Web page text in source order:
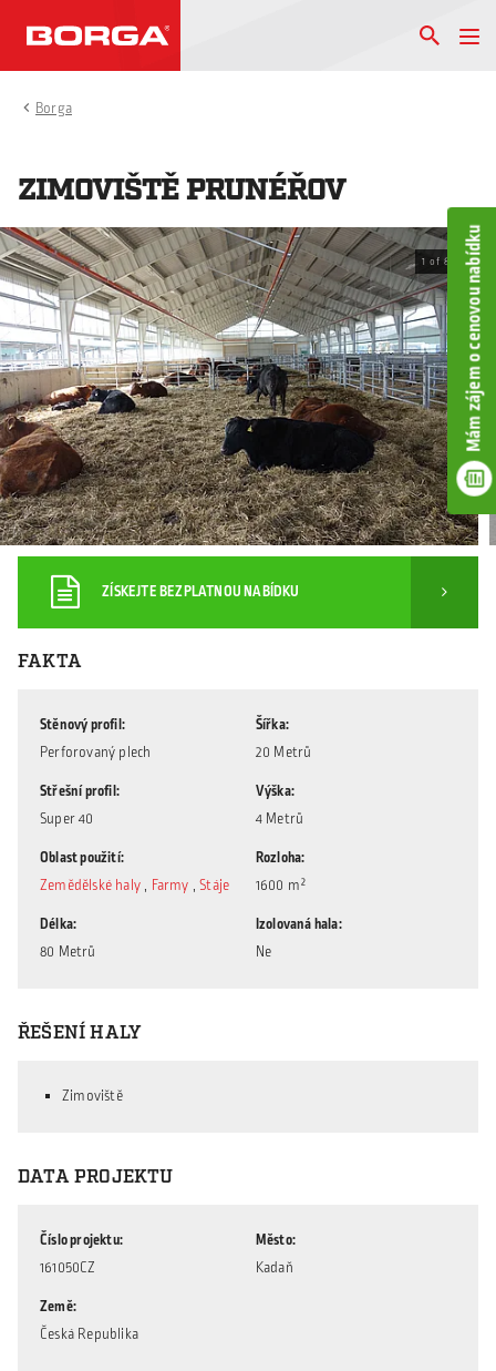
Mám zájem o cenovou nabídku
Borga
ZIMOVIŠTĚ PRUNÉŘOV
1 of 8
ZÍSKEJTE BEZPLATNOU NABÍDKU
FAKTA
Stěnový profil
Perforovaný plech
Střešní profil
Super 40
Oblast použití
Zemědělské haly , Farmy ,Stáje
Délka
80 Metrů
Šířka
20 Metrů
Výška
4 Metrů
Rozloha
1600 m²
Izolovaná hala
Ne
ŘEŠENÍ HALY
Zimoviště
DATA PROJEKTU
Číslo projektu
161050CZ
Země
Česká Republika
Město
Kadaň